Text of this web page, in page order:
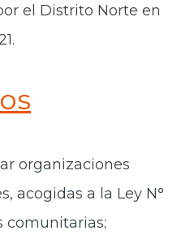
el Distrito Norte en
organizaciones
acogidas a la Ley N°
comunitarias;